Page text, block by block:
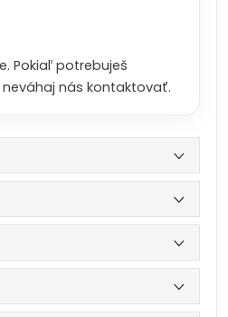
Pokiaľ potrebuješ
nás kontaktovať.